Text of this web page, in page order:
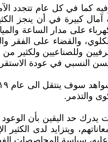
كبيرة في أن ينجز
على مدار الساعة
والقضاء على الفقر
وللصناعيين
النسبي في عودة
والتذمر.
يدرك حد اليقين بأن
ويتزايد لدى الكثير